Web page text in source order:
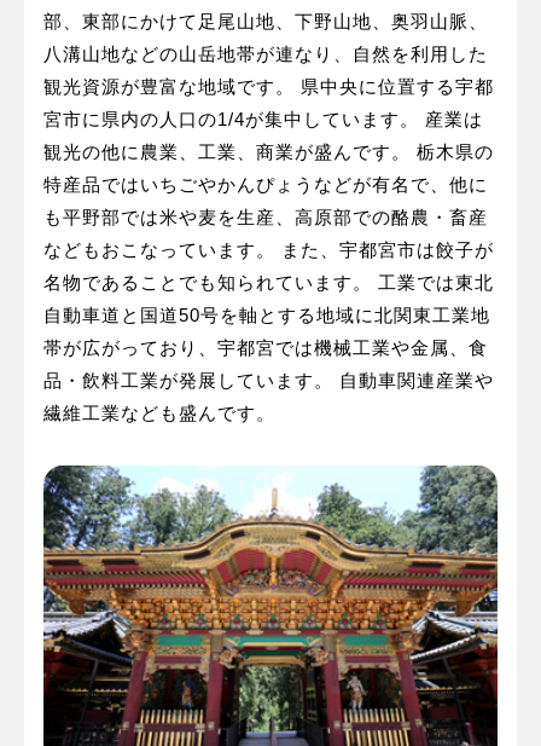
部、東部にかけて足尾山地、下野山地、奥羽山脈、
八溝山地などの山岳地帯が連なり、自然を利用した
観光資源が豊富な地域です。 県中央に位置する宇都
宮市に県内の人口の1/4が集中しています。 産業は
観光の他に農業、工業、商業が盛んです。 栃木県の
特産品ではいちごやかんぴょうなどが有名で、他に
も平野部では米や麦を生産、高原部での酪農・畜産
などもおこなっています。 また、宇都宮市は餃子が
名物であることでも知られています。 工業では東北
自動車道と国道50号を軸とする地域に北関東工業地
帯が広がっており、宇都宮では機械工業や金属、食
品・飲料工業が発展しています。 自動車関連産業や
繊維工業なども盛んです。